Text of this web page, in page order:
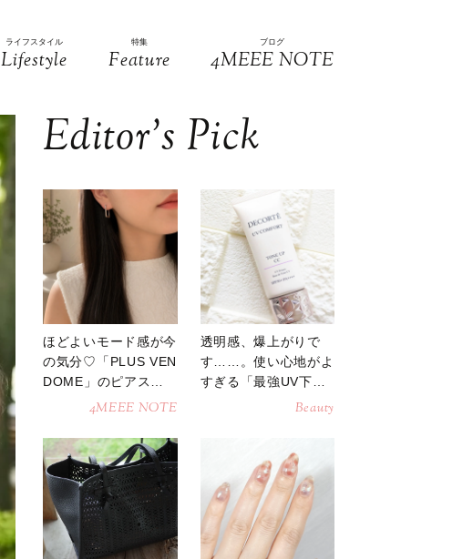
ライフスタイル
Lifestyle
特集
Feature
ブログ
4MEEE NOTE
Editor’s Pick
ほどよいモード感が今
の気分♡「PLUS VEN
DOME」のピアスが
4MEEE NOTE
透明感、爆上がりで
す……。使い心地がよ
すぎる「最強UV下
Beauty